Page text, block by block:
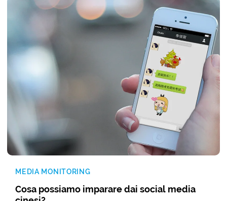
MEDIA MONITORING
Cosa possiamo imparare dai social media